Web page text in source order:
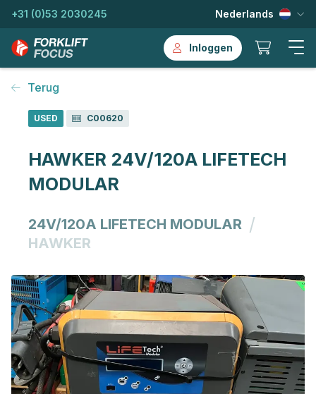
+31 (0)53 2030245 Nederlands
Inloggen
Terug
USED C00620
HAWKER 24V/120A LIFETECH
MODULAR
24V/120A LIFETECH MODULAR /
HAWKER